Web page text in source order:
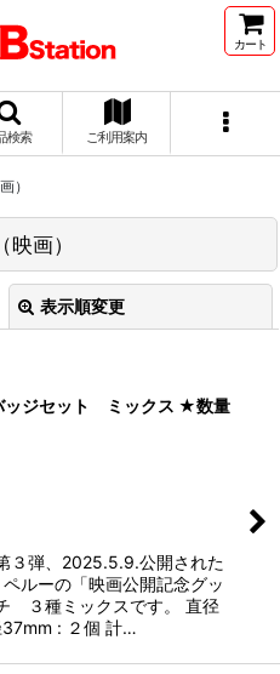
カート
検索 ご利用案内
）
画）
表示順変更
込む
ッジセット ミックス ★数量
３弾、2025.5.9.公開された
ルーの「映画公開記念グッ
３種ミックスです。 直径
: ２個 計…